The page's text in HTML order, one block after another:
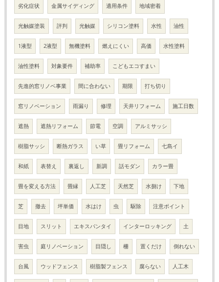
劣化症状 金属サイディング 適用条件 地域密着
光触媒塗装 評判 光触媒 シリコン塗料 水性 油性
1液型 2液型 無機塗料 燃えにくい 高価 水性塗料
油性塗料 対象要件 補助率 こどもエコすまい
先進的窓リノベ事業 間に合わない 期限 打ち切り
窓リノベーション 雨漏り 修理 天井リフォーム 施工日数
遮熱 遮熱リフォーム 節電 空調 アルミサッシ
樹脂サッシ 断熱ガラス い草 畳リフォーム 七島イ
和紙 表替え 裏返し 新調 話モダン カラー畳
畳を変える方法 畳縁 人工芝 天然芝 水捌け 下地
芝 撤去 坪単価 水はけ 虫 駆除 注意ポイント
目地 スリット エキスパンタイ インターロッキング 土
害虫 庭リノベーション 目隠し 柵 置くだけ 倒れない
台風 ウッドフェンス 樹脂製フェンス 腐らない 人工木